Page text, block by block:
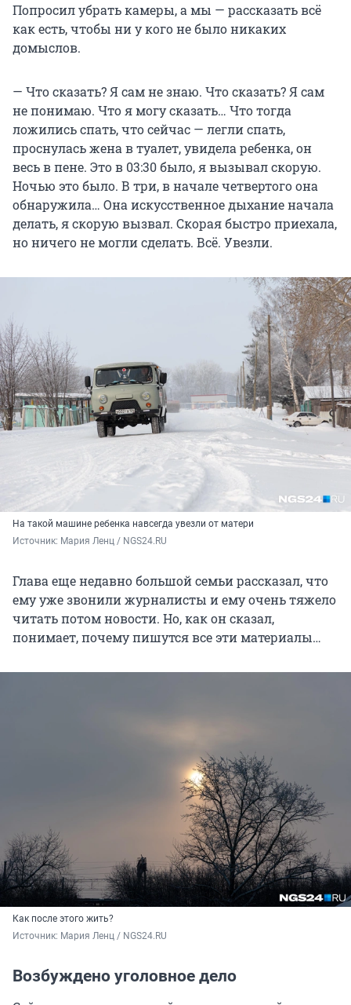
Попросил убрать камеры, а мы — рассказать всё
как есть, чтобы ни у кого не было никаких
домыслов.
— Что сказать? Я сам не знаю. Что сказать? Я сам
не понимаю. Что я могу сказать… Что тогда
ложились спать, что сейчас — легли спать,
проснулась жена в туалет, увидела ребенка, он
весь в пене. Это в 03:30 было, я вызывал скорую.
Ночью это было. В три, в начале четвертого она
обнаружила… Она искусственное дыхание начала
делать, я скорую вызвал. Скорая быстро приехала,
но ничего не могли сделать. Всё. Увезли.
На такой машине ребенка навсегда увезли от матери
Источник: Мария Ленц / NGS24.RU
Глава еще недавно большой семьи рассказал, что
ему уже звонили журналисты и ему очень тяжело
читать потом новости. Но, как он сказал,
понимает, почему пишутся все эти материалы…
Как после этого жить?
Источник: Мария Ленц / NGS24.RU
Возбуждено уголовное дело